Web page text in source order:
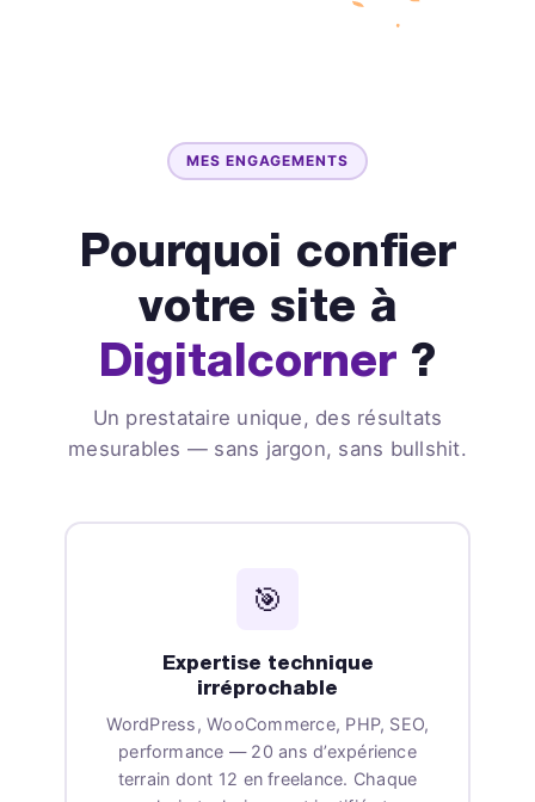
MES ENGAGEMENTS
Pourquoi confier
votre site à
Digitalcorner ?
Un prestataire unique, des résultats
mesurables — sans jargon, sans bullshit.
🎯
Expertise technique
irréprochable
WordPress, WooCommerce, PHP, SEO,
performance — 20 ans d’expérience
terrain dont 12 en freelance. Chaque